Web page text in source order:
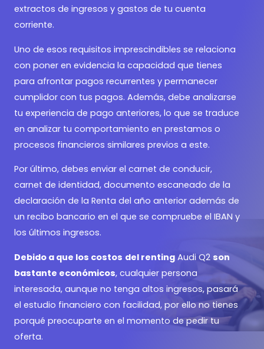
extractos de ingresos y gastos de tu cuenta
corriente.
Uno de esos requisitos imprescindibles se relaciona
con poner en evidencia la capacidad que tienes
para afrontar pagos recurrentes y permanecer
cumplidor con tus pagos. Además, debe analizarse
tu experiencia de pago anteriores, lo que se traduce
en analizar tu comportamiento en prestamos o
procesos financieros similares previos a este.
Por último, debes enviar el carnet de conducir,
carnet de identidad, documento escaneado de la
declaración de la Renta del año anterior además de
un recibo bancario en el que se compruebe el IBAN y
los últimos ingresos.
Debido a que los costos del renting Audi Q2 son
bastante económicos, cualquier persona
interesada, aunque no tenga altos ingresos, pasará
el estudio financiero con facilidad, por ello no tienes
porqué preocuparte en el momento de pedir tu
oferta.